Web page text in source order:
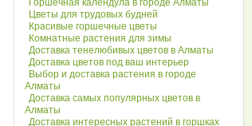
Горшечная календула в городе Алматы
Цветы для трудовых будней
Красивые горшечные цветы
Комнатные растения для зимы
Доставка тенелюбивых цветов в Алматы
Доставка цветов под ваш интерьер
Выбор и доставка растения в городе
Алматы
Доставка самых популярных цветов в
Алматы
Доставка интересных растений в горшках